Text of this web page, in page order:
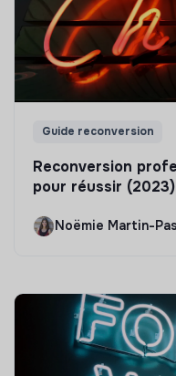
Guide reconversion
Reconversion
pour réussir (2023)
Noëmie Martin-